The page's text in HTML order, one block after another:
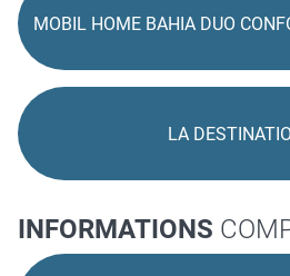
MOBIL HOME BAHIA DUO
LA
INFORMATIONS